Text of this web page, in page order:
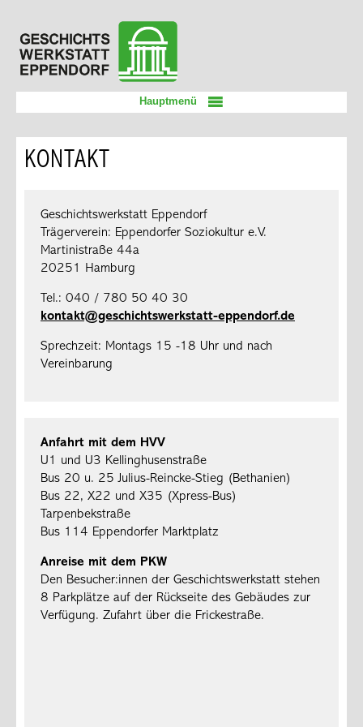
Inhalt
springen
Eppendorf
Hauptmenü
KONTAKT
Geschichtswerkstatt Eppendorf
Trägerverein: Eppendorfer Soziokultur e.V.
Martinistraße 44a
20251 Hamburg
Tel.: 040 / 780 50 40 30
kontakt@geschichtswerkstatt-eppendorf.de
Sprechzeit: Montags 15 -18 Uhr und nach
Vereinbarung
Anfahrt mit dem HVV
U1 und U3 Kellinghusenstraße
Bus 20 u. 25 Julius-Reincke-Stieg (Bethanien)
Bus 22, X22 und X35 (Xpress-Bus)
Tarpenbekstraße
Bus 114 Eppendorfer Marktplatz
Anreise mit dem PKW
Den Besucher:innen der Geschichtswerkstatt stehen
8 Parkplätze auf der Rückseite des Gebäudes zur
Verfügung. Zufahrt über die Frickestraße.